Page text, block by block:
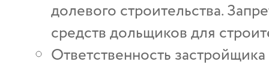
долевого строительства.
средств дольщиков для
Ответственность